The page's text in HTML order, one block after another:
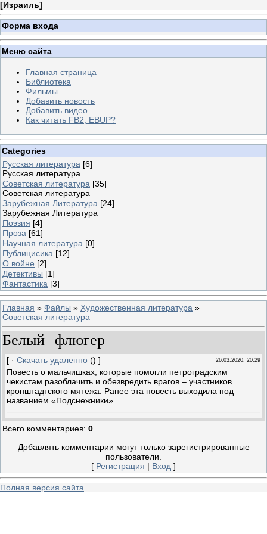
[Израиль]
Форма входа
Меню сайта
Главная страница
Библиотека
Фильмы
Добавить новость
Добавить видео
Как читать FB2, EBUP?
Categories
Русская литература [6]
Русская литература
Советская литература [35]
Советская литература
Зарубежная Литература [24]
Зарубежная Литература
Поэзия [4]
Проза [61]
Научная литература [0]
Публицисика [12]
О войне [2]
Детективы [1]
Фантастика [3]
Главная » Файлы » Художественная литература »
Советская литература
Белый флюгер
[ · Скачать удаленно () ] 26.03.2020, 20:29
Повесть о мальчишках, которые помогли петроградским
чекистам разоблачить и обезвредить врагов – участников
кронштадтского мятежа. Ранее эта повесть выходила под
названием «Подснежники».
Всего комментариев: 0
Добавлять комментарии могут только зарегистрированные
пользователи.
[ Регистрация | Вход ]
Полная версия сайта